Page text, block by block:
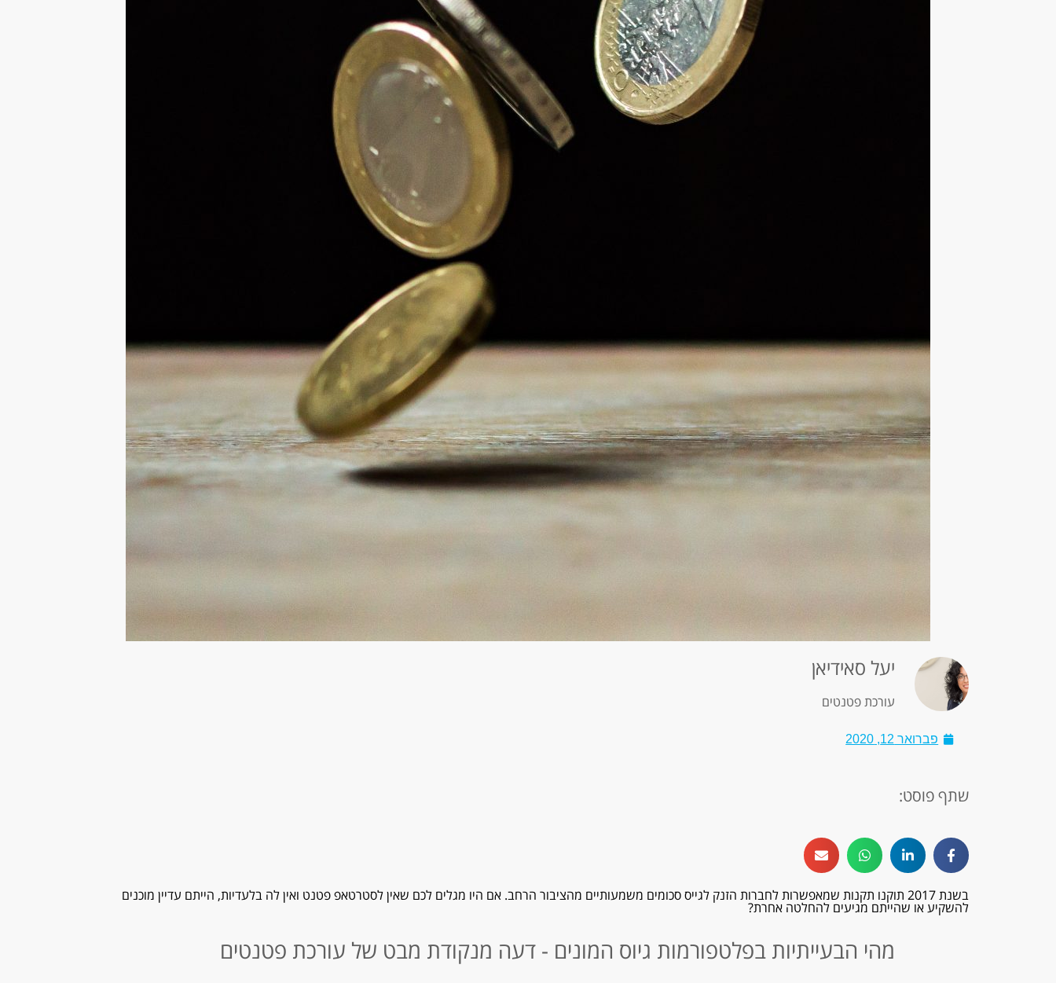
יעל סאידיאן
עורכת פטנטים
פברואר 12, 2020
שתף פוסט:
בשנת 2017 תוקנו תקנות שמאפשרות לחברות הזנק לגייס סכומים משמעותיים מהציבור הרחב. אם היו מגלים לכם שאין לסטרטאפ פטנט ואין לה בלעדיות, הייתם עדיין מוכנים
להשקיע או שהייתם מגיעים להחלטה אחרת?
מהי הבעייתיות בפלטפורמות גיוס המונים - דעה מנקודת מבט של עורכת פטנטים